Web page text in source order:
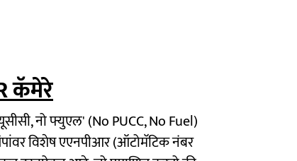
कॅमेरे
नो फ्युएल' (No PUCC, No Fuel)
विशेष एएनपीआर (ऑटोमॅटिक नंबर